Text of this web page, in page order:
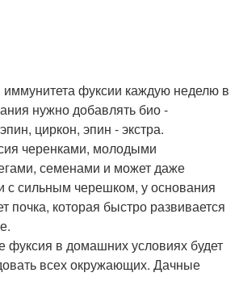
фуксии каждую неделю в
нужно добавлять био -
циркон, эпин - экстра.
черенками, молодыми
семенами и может даже
с сильным черешком, у основания
почка, которая быстро развивается
в домашних условиях будет
всех окружающих. Дачные